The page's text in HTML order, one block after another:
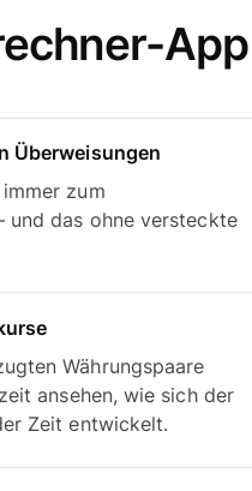
App
Überweisungen
zum
und das ohne versteckte
Währungspaare
ansehen, wie sich der
Zeit entwickelt.